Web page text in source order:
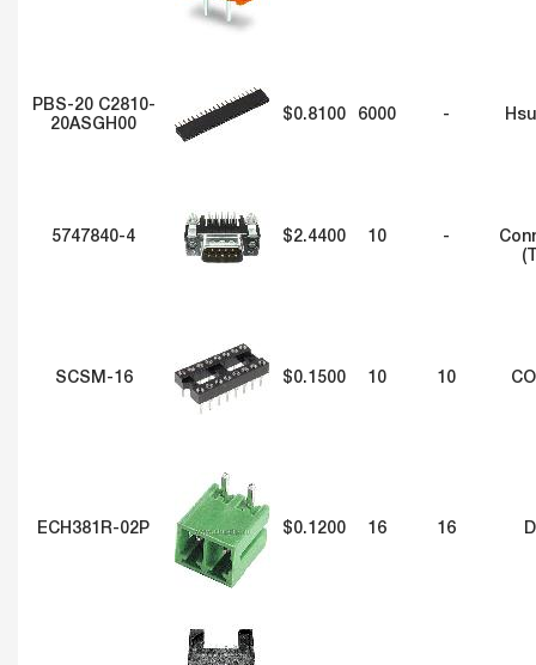
PBS-20 C2810-
20ASGH00
$0.8100 6000 -
5747840-4 $2.4400 10 -
SCSM-16 $0.1500 10 10
ECH381R-02P $0.1200 16 16